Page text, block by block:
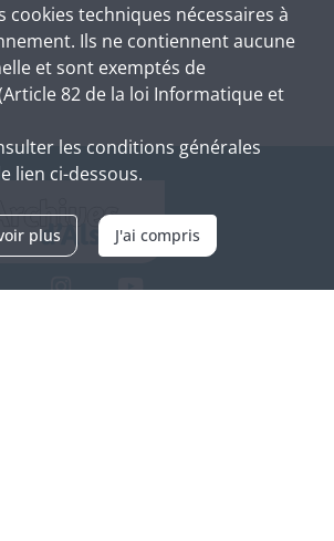
cookies techniques nécessaires à
Ils ne contiennent aucune
et sont exemptés de
82 de la loi Informatique et
les conditions générales
lien ci-dessous.
plus J'ai compris